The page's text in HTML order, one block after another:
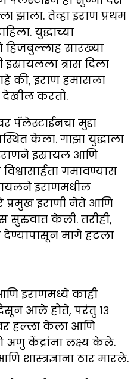
झाला. तेव्हा इराण प्रथम
युद्धाच्या
सारख्या
त्रास दिला
की, इराण हमासला
करतो.
पॅलेस्टाईनचा मुद्दा
केला. गाझा युद्धाला
इराणने इस्रायल आणि
गमावण्यास
इराणमधील
प्रमुख इराणी नेते आणि
सुरुवात केली. तरीही,
देण्यापासून मागे हटला
इराणमध्ये काही
आले होते, परंतु १३
हल्ला केला आणि
केंद्रांना लक्ष्य केले.
शास्त्रज्ञांना ठार मारले.